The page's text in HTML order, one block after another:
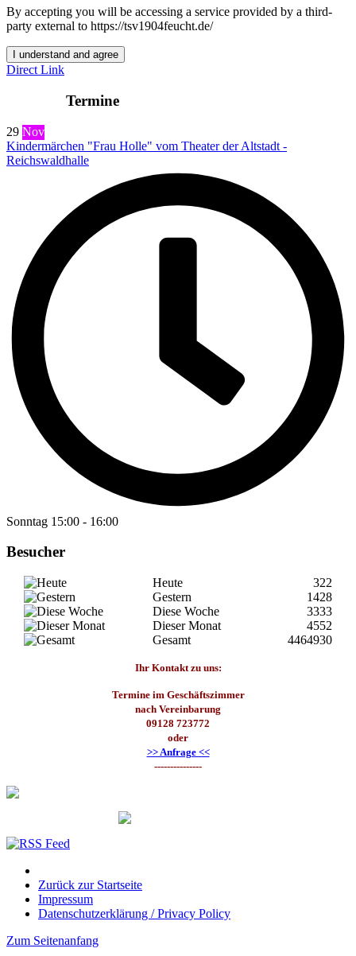
By accepting you will be accessing a service provided by a third-
party external to https://tsv1904feucht.de/
I understand and agree
Direct Link
Termine
29 Nov
Kindermärchen "Frau Holle" vom Theater der Altstadt -
Reichswaldhalle
Sonntag 15:00 - 16:00
Besucher
Heute
322
Gestern
1428
Diese Woche
3333
Dieser Monat
4552
Gesamt
4464930
Ihr Kontakt zu uns:
Termine im Geschäftszimmer
nach Vereinbarung
09128 723772
oder
>> Anfrage <<
---------------
Zurück zur Startseite
Impressum
Datenschutzerklärung / Privacy Policy
Zum Seitenanfang